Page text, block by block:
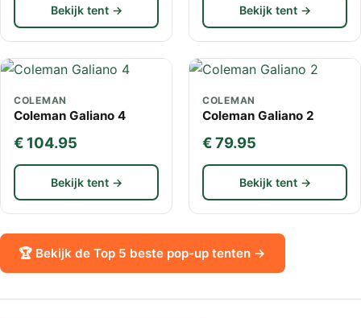
Bekijk tent → Bekijk tent →
COLEMAN
Coleman Galiano 4
€ 104.95
Bekijk tent →
COLEMAN
Coleman Galiano 2
€ 79.95
Bekijk tent →
🏆 Bekijk de Top 5 beste pop-up tenten →